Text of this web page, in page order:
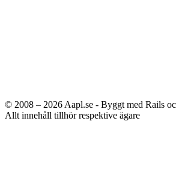
© 2008 – 2026 Aapl.se - Byggt med Rails
Allt innehåll tillhör respektive ägare